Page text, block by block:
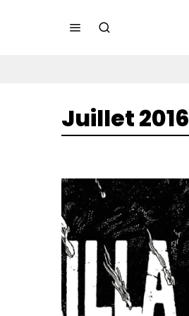
Juillet 2016